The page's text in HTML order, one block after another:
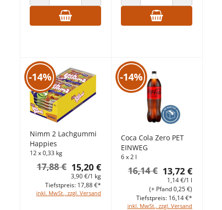
ANZAHL VERRINGERNANZAHL ERHÖHENANZAHL VERRINGERNANZAHL
-14%
Nimm 2 Lachgummi
Happies
12 x 0,33 kg
15,20 €
17,88 €
3,90 €/1 kg
inkl. MwSt., zzgl. Versand
Tiefstpreis: 17,88 €*
-14%
Coca Cola Zero PET
EINWEG
6 x 2 l
13,72 €
16,14 €
1,14 €/1 l
inkl. MwSt., zzgl. Versand
(+ Pfand 0,25 €)
Tiefstpreis: 16,14 €*